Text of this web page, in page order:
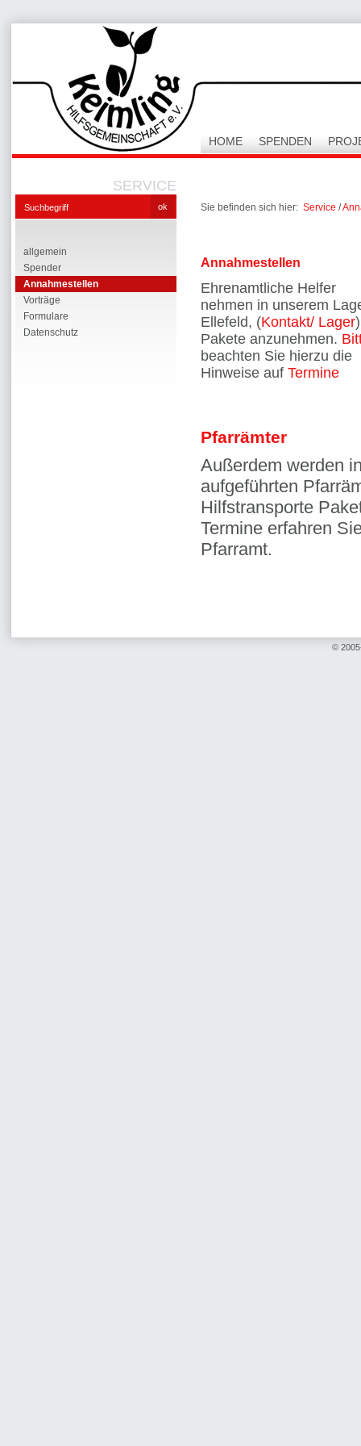
HOME SPENDEN
SERVICE
allgemein
Spender
Annahmestellen
Vorträge
Formulare
Datenschutz
Sie befinden sich hier: Service /
Annahmestellen
Ehrenamtliche Helfer
nehmen in unserem
Ellefeld, (Kontakt/ Lager
Pakete anzunehmen.
beachten Sie hierzu die
Hinweise auf Termine
Pfarrämter
Außerdem werden
aufgeführten
Hilfstransporte
Termine erfahren
Pfarramt.
©